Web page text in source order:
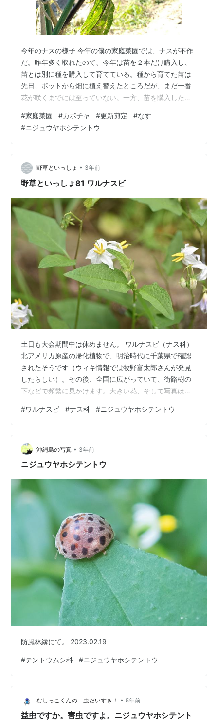
今年のナスの様子 今年の僕の家庭菜園では、ナスが不作
だ。昨年多く取れたので、今年は苗を２本だけ購入し、
苗とは別に種を購入して育てている。種から育てた苗は
先日、ポットから畑に植え替えたところだが、まだ一番
花が咲くまでには至っていない。一方、苗を購入した２
ナスにならずに写真に写っているような傷だらけのロー
ラ、いやナスばかりなのだ。 葉っぱもひどい。穴がいっ
ぱい開いていて、次第に枯れていって落葉してしまうの
だ。こんな有様だから、収穫高は少ない。いっぱい採れ
ても食べきれないので、今のペースで構わないのだが、
心配なのは花が咲かなくなるほど弱ってしまったと…
#家庭菜園 #カボチャ #更新剪定 #なす
#ニジュウヤホシテントウ
野草といっしょ • 3年前
野草といっしょ81 ワルナスビ
土日も大会期間中は休めません。 ワルナスビ（ナス科）
北アメリカ原産の帰化植物で、明治時代に千葉県で確認
されたそうです（ウィキ情報では牧野富太郎さんが発見
したらしい）。その後、全国に広がっていて、街路樹の
下などで頻繁に見かけます。大きい花、そして写真は白
外来生物とされている厄介者です。鋭い棘があり、しか
も有毒植物、そして繁殖力の強さなどがその原因です。
ナス科の害虫のニジュウヤホシテントウの温床にもなる
そうで、見た目の可愛さ以外はいいところなしという野
草ですね。 撮影：２０２３年６月２４日 横浜市栄区 こ
#ワルナスビ #ナス科 #ニジュウヤホシテントウ
沖縄島の写真 • 3年前
ニジュウヤホシテントウ
防風林縁にて。 2023.02.19
#テントウムシ科 #ニジュウヤホシテントウ
むしっこくんの 虫だいすき！ • 5年前
益虫ですか。害虫ですよ。ニジュウヤホシテント